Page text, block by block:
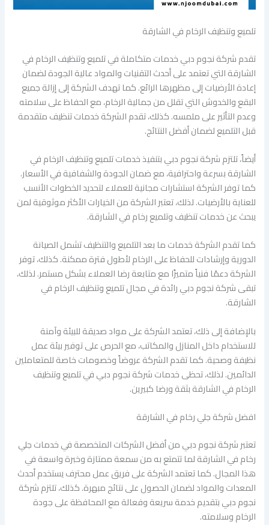
تلميع وتنظيف الرخام في الشارقة
تقدم شركة نجوم دبي خدمات متكاملة في تلميع وتنظيف الرخام في
الشارقة التي تعتمد على أحدث التقنيات والمواد عالية الجودة لضمان
إعادة الأرضيات إلى مظهرها الرائع. كما تهدف الشركة إلى إزالة جميع
البقع والخدوش التي تقلل من جمالية الرخام، مع الحفاظ على سلامته
وعدم التأثير على ملمسه. كذلك، تقدم الشركة خدمات تنظيف متقدمة
قبل التلميع لضمان أفضل النتائج.
أيضاً، تلتزم شركة نجوم دبي بتنفيذ خدمات تلميع وتنظيف الرخام في
الشارقة بسرعة واحترافية، مع ضمان الجودة والشفافية في الأسعار.
كما توفر الشركة استشارات مجانية للعملاء لتحديد الخطوات الأنسب
للعناية بالأرضيات. لذلك، تعتبر الشركة من الخيارات الأكثر موثوقية لمن
يبحث عن خدمات تنظيف وتلميع رخام في الشارقة.
كما تقدم الشركة خدمات ما بعد التلميع والتنظيف تشمل الصيانة
الدورية وإرشادات للحفاظ على الرخام لأطول فترة ممكنة. كذلك، توفر
الشركة دعمًا فنياً متميزًا مع متابعة رضا العملاء بشكل مستمر. لذلك،
تبقى شركة نجوم دبي رائدة في مجال تلميع وتنظيف الرخام في
الشارقة.
بالإضافة إلى ذلك، تعتمد الشركة على مواد صديقة للبيئة وآمنة
للاستخدام داخل المنازل والمكاتب، مع الحرص على توفير بيئة عمل
نظيفة وصحية. كما تقدم الشركة عروضاً وخصومات خاصة للمتعاملين
الدائمين. لذلك، تحظى خدمات شركة نجوم دبي في تلميع وتنظيف
الرخام في الشارقة بثقة ورضا كبيرين.
افضل شركة جلي رخام في الشارقة
تعتبر شركة نجوم دبي من أفضل الشركات المتخصصة في خدمات جلي
رخام في الشارقة لما تتمتع به من سمعة ممتازة وخبرة واسعة في
هذا المجال. كما تعتمد الشركة على فريق عمل محترف يستخدم أحدث
المعدات والمواد لضمان الحصول على نتائج مبهرة. كذلك، تلتزم شركة
نجوم دبي بتقديم خدمة سريعة وفعالة مع المحافظة على جودة
الرخام وسلامته.